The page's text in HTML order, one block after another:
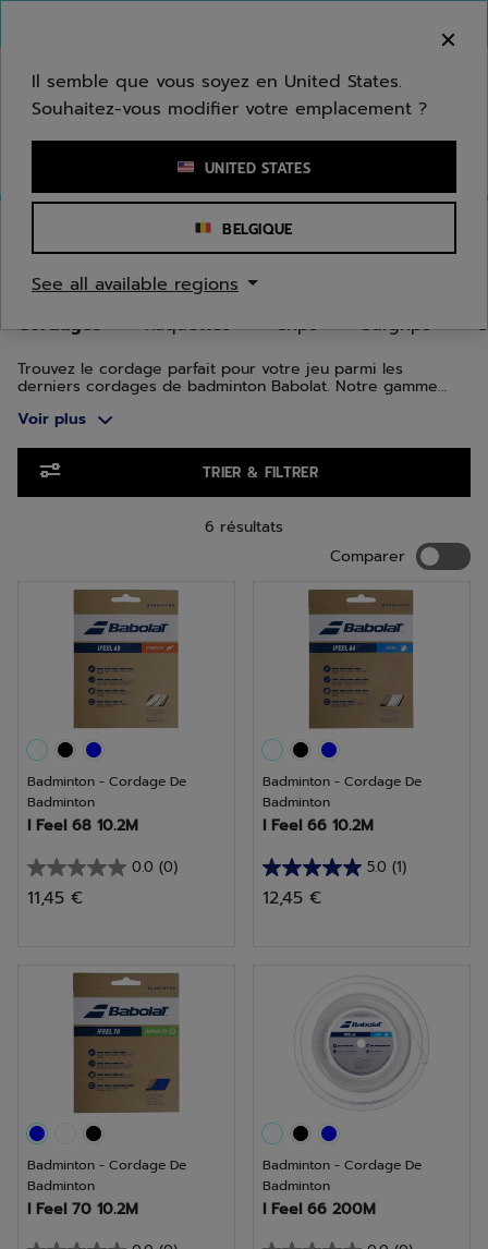
Saisir un mot clé ou un numéro d'article
Cordages
CORDAGES DE BADMINTON
Raquettes
Cordages Grips Surgrips
Trouvez le cordage parfait pour votre jeu parmi les
derniers cordages de badminton Babolat. Notre gamme
tout en offrant un son de frappe parfait.
Voir plus
TRIER & FILTRER
6 résultats
Comparer
Badminton - Cordage De
Badminton
I Feel 68 10.2M
0.0 (0)
0.0
sur
11,45 €
Badminton - Cordage De
Badminton
I Feel 66 10.2M
5.0 (1)
5.0
sur
12,45 €
Badminton - Cordage De
Badminton
I Feel 70 10.2M
Badminton - Cordage De
Badminton
I Feel 66 200M
Il semble que vous soyez en United States.
Souhaitez-vous modifier votre emplacement ?
UNITED STATES
BELGIQUE
See all available regions